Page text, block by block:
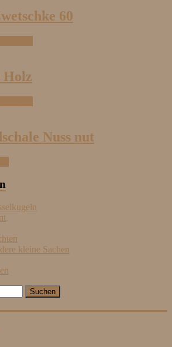
60
Holz
Nuss nut
kleine Sachen
Suchen